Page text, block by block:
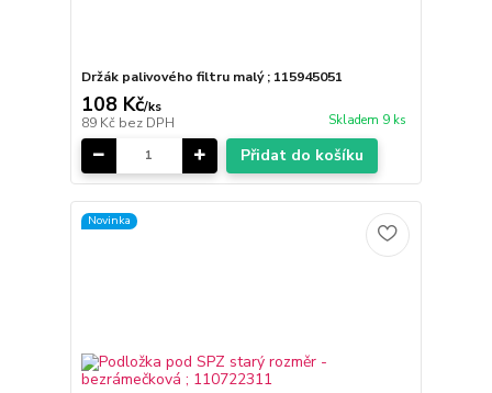
Držák palivového filtru malý ; 115945051
108 Kč/ks
89 Kč bez DPH Skladem 9 ks
Přidat do košíku
Novinka